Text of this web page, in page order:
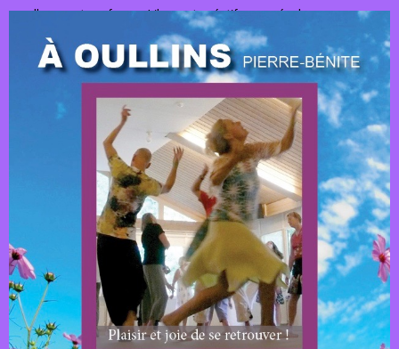
elle nous transforme. Libres et créatifs nous évoluons vers
transcendance :